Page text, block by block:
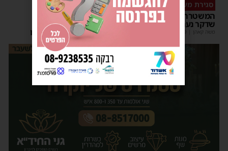
סגירת מעגל מהירה
המשטרה עצרה קטין בחשד
שדקר נער באשדוד
משה קאהן |
21:59
דרמה באשדוד
בחור ישיבה בן 15 נעדר
מהחוף הנפרד – כוחות
החירום פתחו בחיפושים
18:32 | 1 תגובות
פרסומת